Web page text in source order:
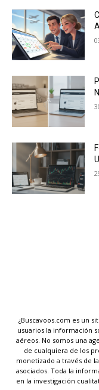
¿Buscavoos.com es un
usuarios la información
aéreos. No somos una
de cualquiera de los
monetizado a través de
asociados. Toda la
en la investigación